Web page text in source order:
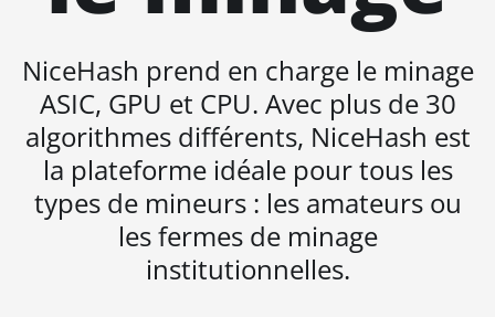
BITMAIN AntMiner S11
BITMAIN AntMiner S15
BITMAIN AntMiner S17
BITMAIN AntMiner S17
(53Th)
BITMAIN AntMiner S17
NiceHash prend en charge le minage
ASIC, GPU et CPU. Avec plus de 30
algorithmes différents, NiceHash est
la plateforme idéale pour tous les
types de mineurs : les amateurs ou
les fermes de minage
institutionnelles.